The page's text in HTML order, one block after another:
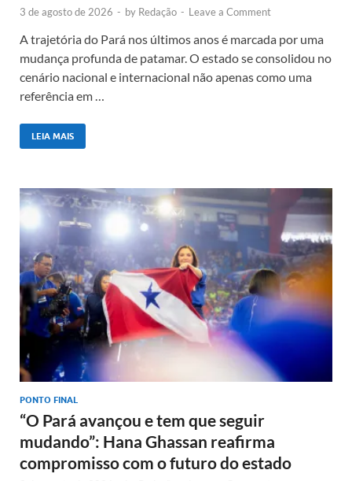
3 de agosto de 2026 - by Redação - Leave a Comment
A trajetória do Pará nos últimos anos é marcada por uma
mudança profunda de patamar. O estado se consolidou no
cenário nacional e internacional não apenas como uma
referência em …
LEIA MAIS
PONTO FINAL
“O Pará avançou e tem que seguir
mudando”: Hana Ghassan reafirma
compromisso com o futuro do estado